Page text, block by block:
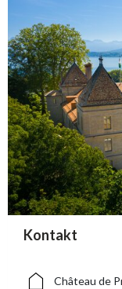
Kontakt
accessibility.sr-
Château de
accessibility.sr-